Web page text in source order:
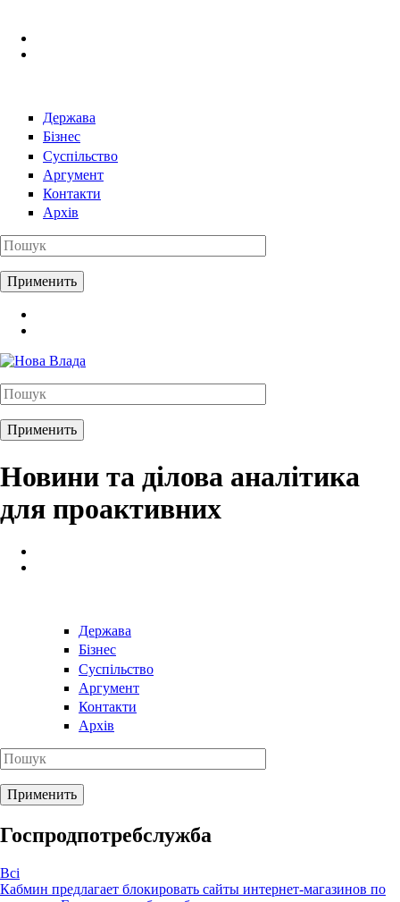
Держава
Бізнес
Суспільство
Аргумент
Контакти
Архів
Новини та ділова аналітика
для проактивних
Держава
Бізнес
Суспільство
Аргумент
Контакти
Архів
Госпродпотребслужба
Всі
Кабмин предлагает блокировать сайты интернет-магазинов по